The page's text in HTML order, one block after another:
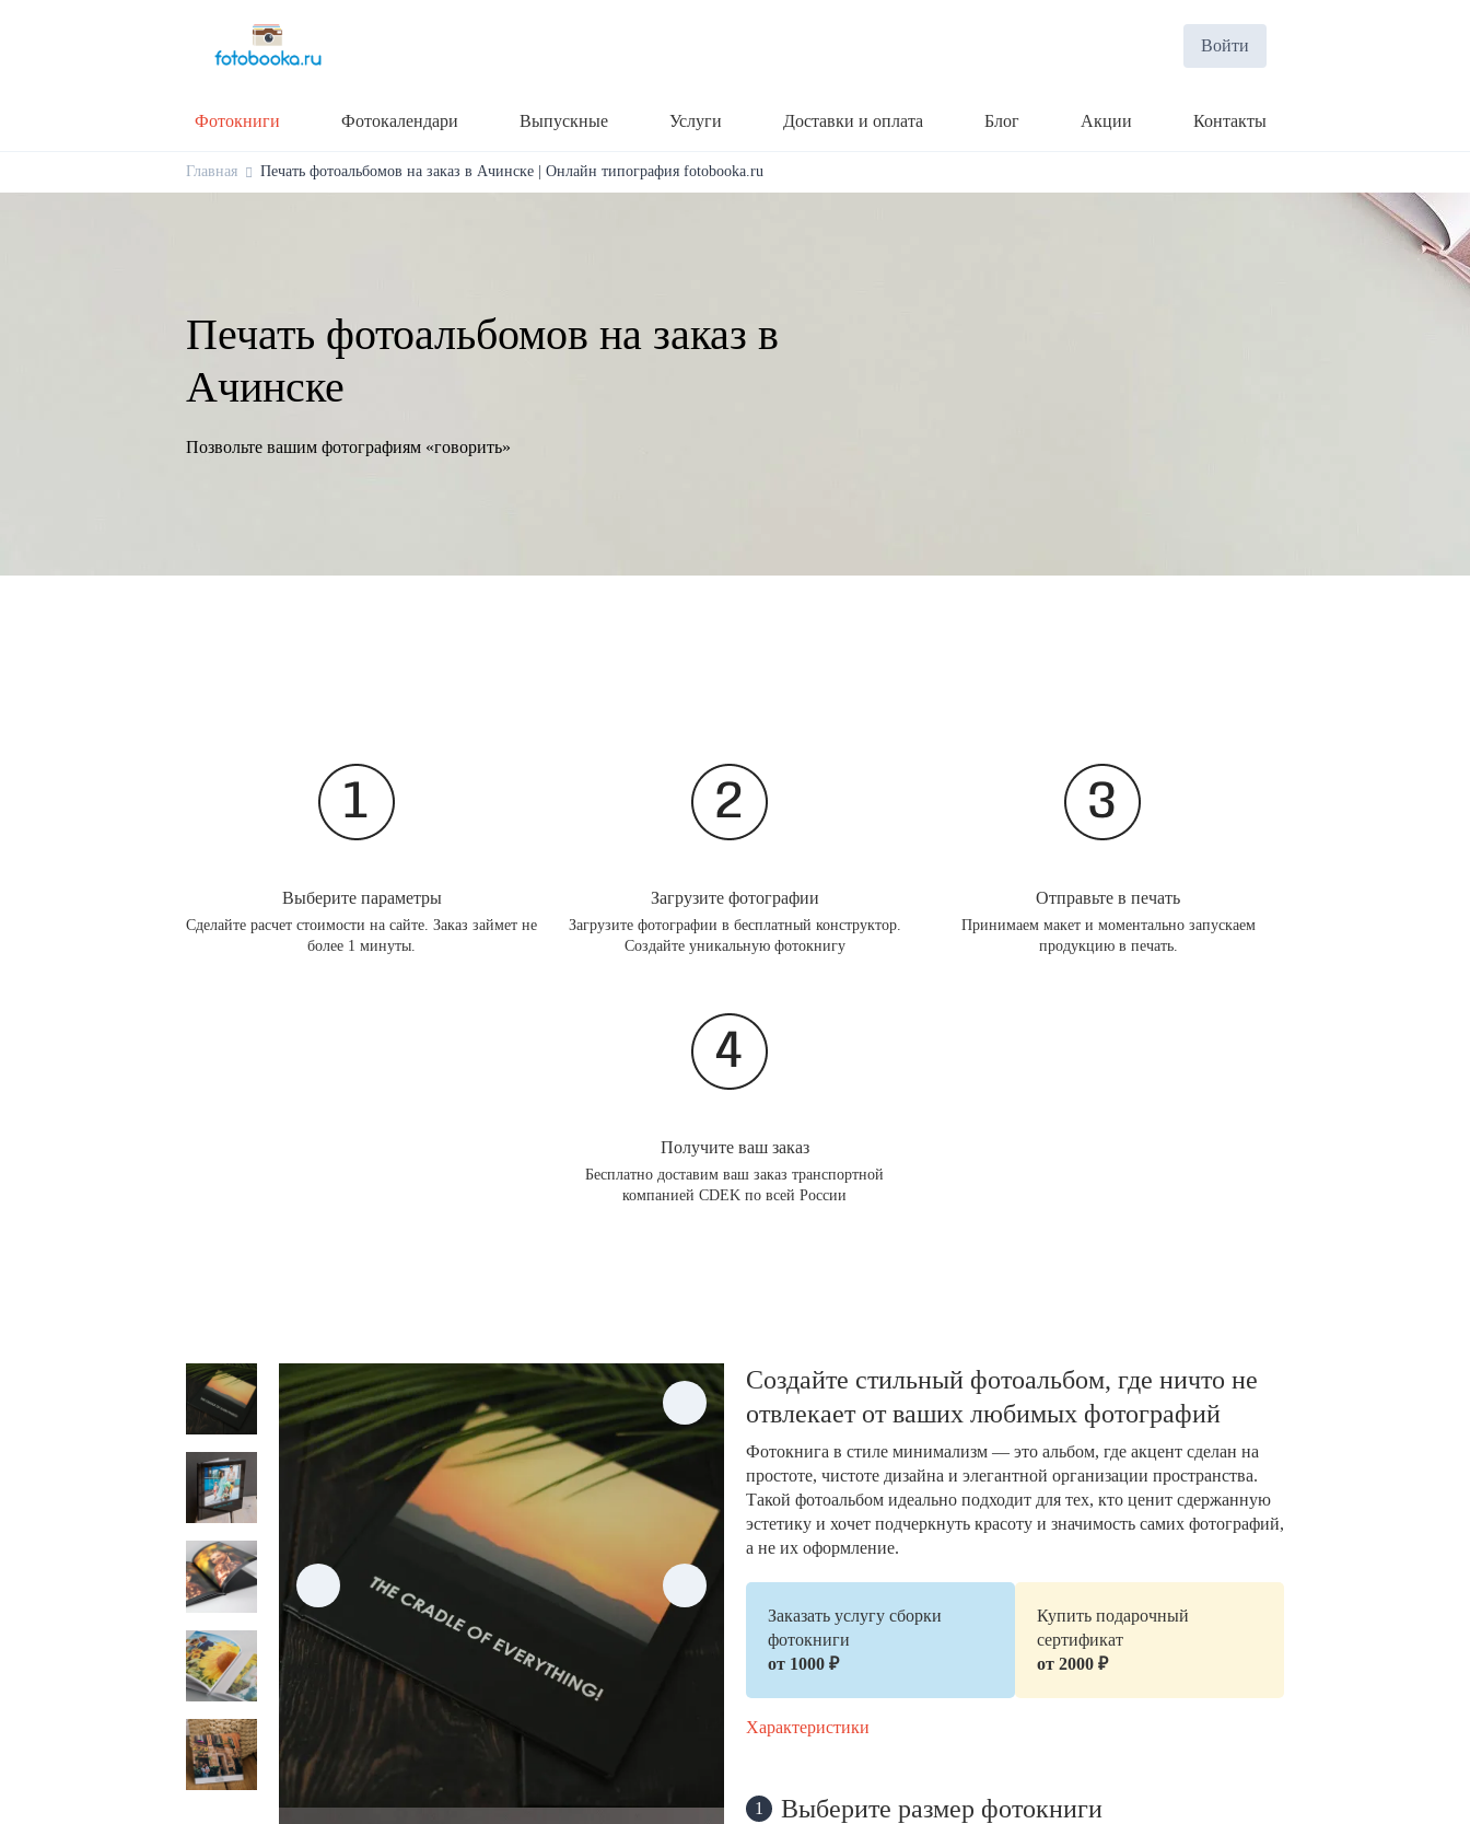
Войти
Фотокниги Фотокалендари Выпускные Услуги Доставки и оплата Блог Акции Контакты
Главная Печать фотоальбомов на заказ в Ачинске | Онлайн типография fotobooka.ru
Печать фотоальбомов на заказ в
Ачинске
Позвольте вашим фотографиям «говорить»
Выберите параметры
Сделайте расчет стоимости на сайте. Заказ займет не
более 1 минуты.
Загрузите фотографии
Загрузите фотографии в бесплатный конструктор.
Создайте уникальную фотокнигу
Отправьте в печать
Принимаем макет и моментально запускаем
продукцию в печать.
Получите ваш заказ
Бесплатно доставим ваш заказ транспортной
компанией CDEK по всей России
Создайте стильный фотоальбом, где ничто не
отвлекает от ваших любимых фотографий
Фотокнига в стиле минимализм — это альбом, где акцент сделан на
простоте, чистоте дизайна и элегантной организации пространства.
Такой фотоальбом идеально подходит для тех, кто ценит сдержанную
эстетику и хочет подчеркнуть красоту и значимость самих фотографий,
а не их оформление.
Заказать услугу сборки
фотокниги
от 1000 ₽
Купить подарочный
сертификат
от 2000 ₽
Характеристики
1 Выберите размер фотокниги